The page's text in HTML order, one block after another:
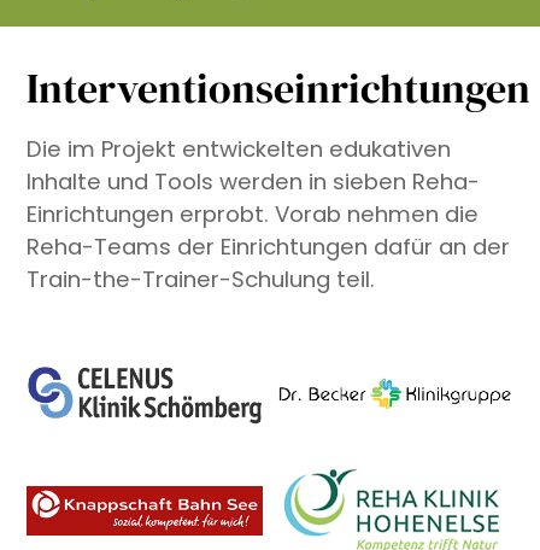
Interventionseinrichtungen
Die im Projekt entwickelten edukativen
Inhalte und Tools werden in sieben Reha-
Einrichtungen erprobt. Vorab nehmen die
Reha-Teams der Einrichtungen dafür an der
Train-the-Trainer-Schulung teil.